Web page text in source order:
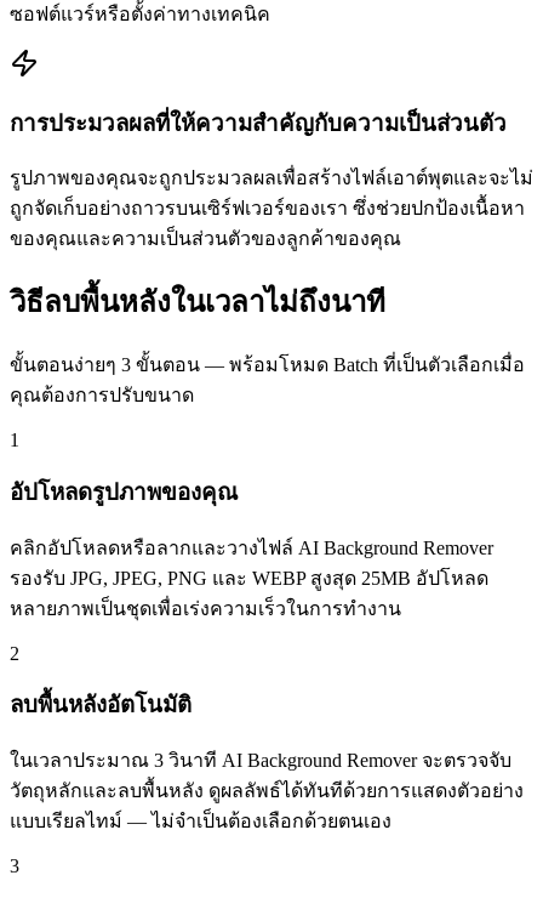
ซอฟต์แวร์หรือตั้งค่าทางเทคนิค
การประมวลผลที่ให้ความสำคัญกับความเป็นส่วนตัว
รูปภาพของคุณจะถูกประมวลผลเพื่อสร้างไฟล์เอาต์พุตและจะไม่
ถูกจัดเก็บอย่างถาวรบนเซิร์ฟเวอร์ของเรา ซึ่งช่วยปกป้องเนื้อหา
ของคุณและความเป็นส่วนตัวของลูกค้าของคุณ
วิธีลบพื้นหลังในเวลาไม่ถึงนาที
ขั้นตอนง่ายๆ 3 ขั้นตอน — พร้อมโหมด Batch ที่เป็นตัวเลือกเมื่อ
คุณต้องการปรับขนาด
1
อัปโหลดรูปภาพของคุณ
คลิกอัปโหลดหรือลากและวางไฟล์ AI Background Remover
รองรับ JPG, JPEG, PNG และ WEBP สูงสุด 25MB อัปโหลด
หลายภาพเป็นชุดเพื่อเร่งความเร็วในการทำงาน
2
ลบพื้นหลังอัตโนมัติ
ในเวลาประมาณ 3 วินาที AI Background Remover จะตรวจจับ
วัตถุหลักและลบพื้นหลัง ดูผลลัพธ์ได้ทันทีด้วยการแสดงตัวอย่าง
แบบเรียลไทม์ — ไม่จำเป็นต้องเลือกด้วยตนเอง
3